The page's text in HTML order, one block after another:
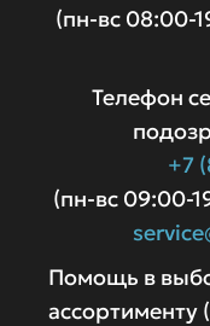
(пн-вс 08:00-
Телефон
+7
(пн-вс 09:00-
Помощь в
ассортименту